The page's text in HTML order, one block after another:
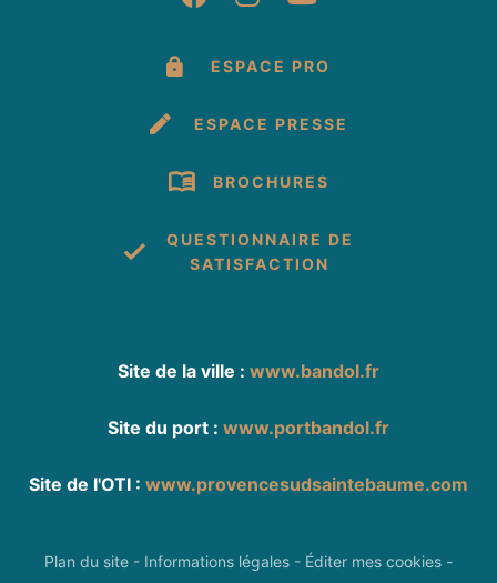
ESPACE PRO
ESPACE PRESSE
BROCHURES
QUESTIONNAIRE DE
SATISFACTION
Site de la ville : www.bandol.fr
Site du port : www.portbandol.fr
Site de l'OTI : www.provencesudsaintebaume.com
Plan du site - Informations légales - Éditer mes cookies -